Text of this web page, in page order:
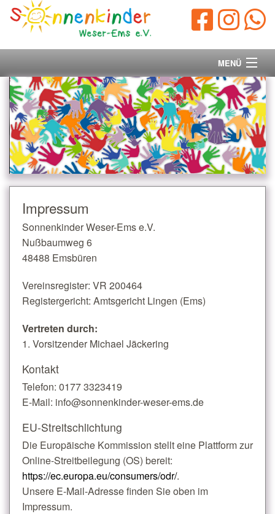
MENÜ
Startseite
Vorstand
Unsere Ziele
Ihre Spende
Aktuelles/Presse
Impressum
Sonnenkinder Weser-Ems e.V.
Nußbaumweg 6
48488 Emsbüren
Vereinsregister: VR 200464
Registergericht: Amtsgericht Lingen (Ems)
Vertreten durch:
1. Vorsitzender Michael Jäckering
Kontakt
Telefon: 0177 3323419
E-Mail: info@sonnenkinder-weser-ems.de
EU-Streitschlichtung
Die Europäische Kommission stellt eine Plattform zur
Online-Streitbeilegung (OS) bereit:
https://ec.europa.eu/consumers/odr/.
Unsere E-Mail-Adresse finden Sie oben im
Impressum.